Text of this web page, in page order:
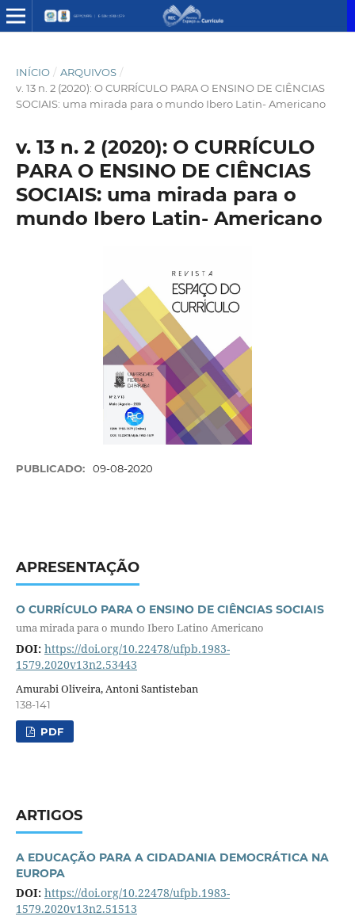
INÍCIO / ARQUIVOS /
v. 13 n. 2 (2020): O CURRÍCULO PARA O ENSINO DE CIÊNCIAS
SOCIAIS: uma mirada para o mundo Ibero Latin- Americano
v. 13 n. 2 (2020): O CURRÍCULO
PARA O ENSINO DE CIÊNCIAS
SOCIAIS: uma mirada para o
mundo Ibero Latin- Americano
PUBLICADO: 09-08-2020
APRESENTAÇÃO
O CURRÍCULO PARA O ENSINO DE CIÊNCIAS SOCIAIS
uma mirada para o mundo Ibero Latino Americano
DOI: https://doi.org/10.22478/ufpb.1983-
1579.2020v13n2.53443
Amurabi Oliveira, Antoni Santisteban
138-141
PDF
ARTIGOS
A EDUCAÇÃO PARA A CIDADANIA DEMOCRÁTICA NA
EUROPA
DOI: https://doi.org/10.22478/ufpb.1983-
1579.2020v13n2.51513